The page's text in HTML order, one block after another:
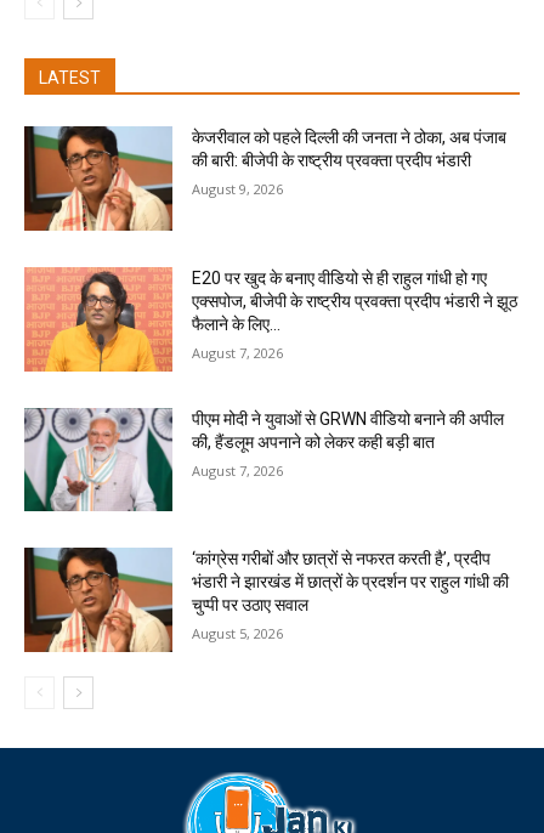
LATEST
केजरीवाल को पहले दिल्ली की जनता ने ठोका, अब पंजाब
की बारी: बीजेपी के राष्ट्रीय प्रवक्ता प्रदीप भंडारी
August 9, 2026
E20 पर खुद के बनाए वीडियो से ही राहुल गांधी हो गए
एक्सपोज, बीजेपी के राष्ट्रीय प्रवक्ता प्रदीप भंडारी ने झूठ
फैलाने के लिए...
August 7, 2026
पीएम मोदी ने युवाओं से GRWN वीडियो बनाने की अपील
की, हैंडलूम अपनाने को लेकर कही बड़ी बात
August 7, 2026
‘कांग्रेस गरीबों और छात्रों से नफरत करती है’, प्रदीप
भंडारी ने झारखंड में छात्रों के प्रदर्शन पर राहुल गांधी की
चुप्पी पर उठाए सवाल
August 5, 2026